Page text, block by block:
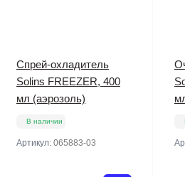
Спрей-охладитель
Solins FREEZER, 400
мл (аэрозоль)
В наличии
Артикул: 065883-03